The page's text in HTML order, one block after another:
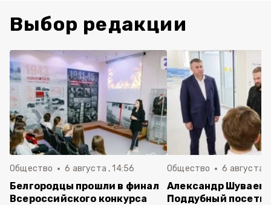
Выбор редакции
Общество 6 августа , 14:56
Белгородцы прошли в финал
Всероссийского конкурса
Общество 6 августа ,
Александр Шуваев
Поддубный